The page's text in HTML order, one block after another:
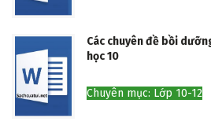
Các chuyên đề bồi
học 10
Chuyên mục: Lớp 10-12